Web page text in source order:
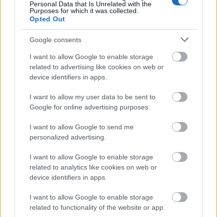
Personal Data that Is Unrelated with the
Purposes for which it was collected.
Opted Out
Google consents
I want to allow Google to enable storage
related to advertising like cookies on web or
device identifiers in apps.
I want to allow my user data to be sent to
Google for online advertising purposes.
I want to allow Google to send me
personalized advertising.
I want to allow Google to enable storage
related to analytics like cookies on web or
device identifiers in apps.
I want to allow Google to enable storage
related to functionality of the website or app.
Pécsi Nemzeti Színház
1. Györfi Anna – 176 előadás
2. Józsa Richárd - 146 előadás
Györfi Anna elnyerte Pécsen a Színészgép Díjat,
amivel azt a társulati tagot díjazzák, aki a legtöbb
előadást játszotta az évadban. A színésznő
elmondta, hogy a havi akár 25-30 előadást nem
lehet összeegyeztetni más színházak műsorával,
ezért máshol nem játszik. Ám van egy zenekara, a
Fugato Orchestra, akikkel gyakran koncerteznek az
országban, illetve egy Disney-sorozat (
Elena, Avalor
hercegnője) szinkron főszerepét kapta meg tavaly.